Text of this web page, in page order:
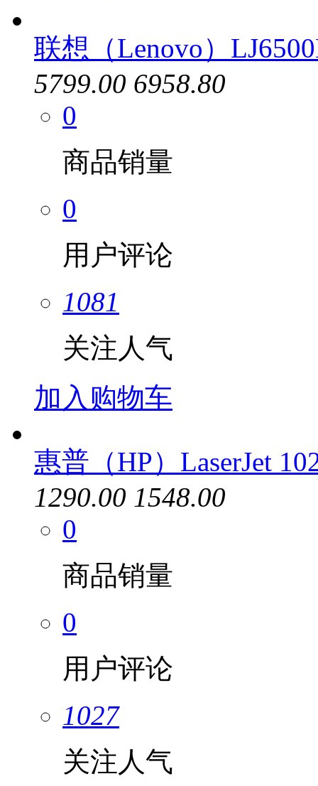
联想（Lenovo）
5799.00 6958.80
0
商品销量
0
用户评论
1081
关注人气
加入购物车
惠普（HP）LaserJet
1290.00 1548.00
0
商品销量
0
用户评论
1027
关注人气